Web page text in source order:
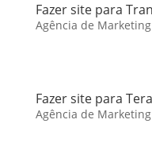
Fazer site para
Agência de
Fazer site para
Agência de